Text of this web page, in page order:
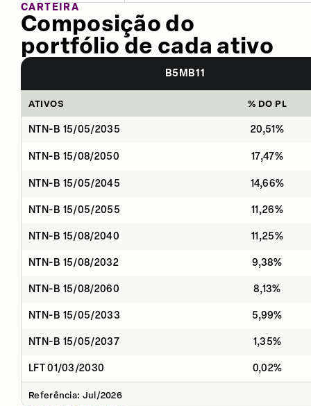
CARTEIRA
Composição do
portfólio de cada ativo
B5MB11
ATIVOS % DO PL
NTN-B 15/05/2035 20,51%
NTN-B 15/08/2050 17,47%
NTN-B 15/05/2045 14,66%
NTN-B 15/05/2055 11,26%
NTN-B 15/08/2040 11,25%
NTN-B 15/08/2032 9,38%
NTN-B 15/08/2060 8,13%
NTN-B 15/05/2033 5,99%
NTN-B 15/05/2037 1,35%
LFT 01/03/2030 0,02%
Referência: Jul/2026